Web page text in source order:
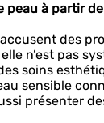
peau à partir
des
n’est pas
soins
sensible
présenter